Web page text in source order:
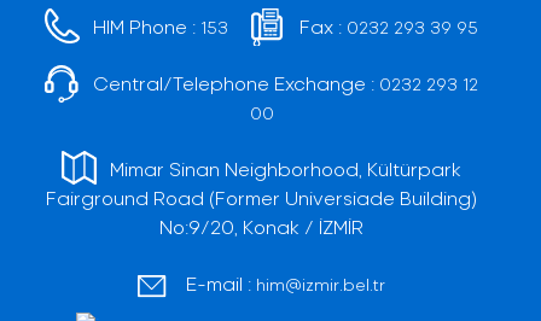
HIM Phone : 153 Fax : 0232 293 39 95
Central/Telephone Exchange : 0232 293 12
00
Mimar Sinan Neighborhood, Kültürpark
Fairground Road (Former Universiade Building)
No:9/20, Konak / İZMİR
E-mail : him@izmir.bel.tr